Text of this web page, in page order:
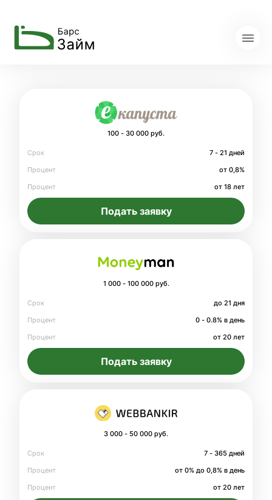
100 - 30 000 руб.
Срок
7 - 21 дней
Процент
от 0,8%
Процент
от 18 лет
Подать заявку
1 000 - 100 000 руб.
Срок
до 21 дня
Процент
0 - 0.8% в день
Процент
от 20 лет
Подать заявку
3 000 - 50 000 руб.
Срок
7 - 365 дней
Процент
от 0% до 0,8% в день
Процент
от 20 лет